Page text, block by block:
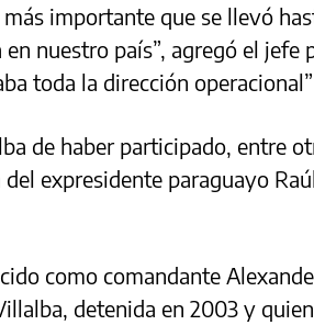
importante que se llevó
nuestro país”, agregó el jefe
toda la dirección operacional”
de haber participado, entre
expresidente paraguayo
como comandante
detenida en 2003 y quien